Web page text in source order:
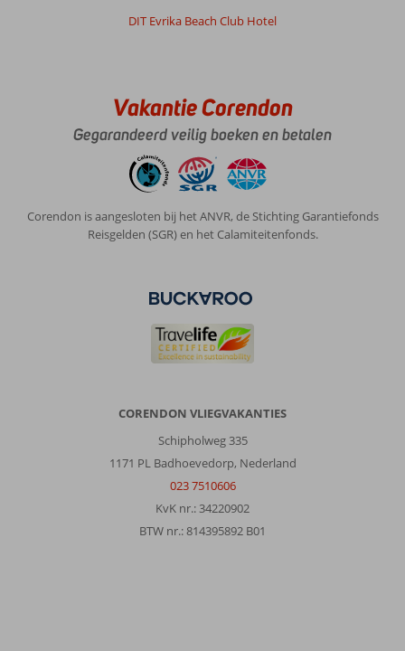
DIT Evrika Beach Club Hotel
Vakantie Corendon
Gegarandeerd veilig boeken en betalen
Corendon is aangesloten bij het ANVR, de Stichting Garantiefonds
Reisgelden (SGR) en het Calamiteitenfonds.
CORENDON VLIEGVAKANTIES
Schipholweg 335
1171 PL Badhoevedorp, Nederland
023 7510606
KvK nr.: 34220902
BTW nr.: 814395892 B01